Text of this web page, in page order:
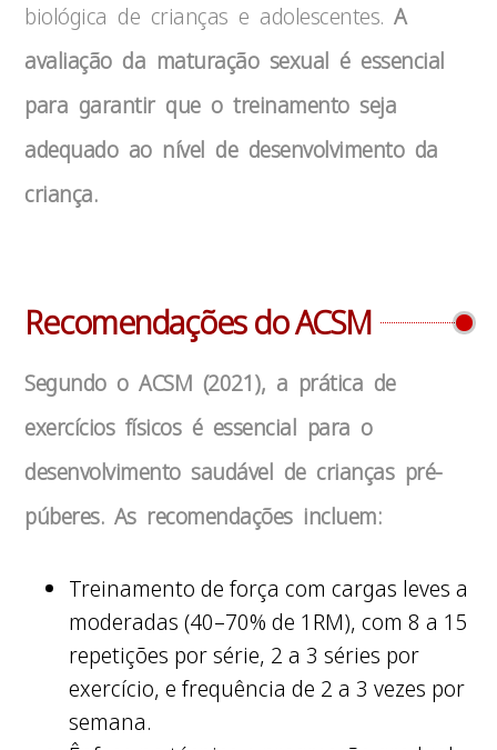
biológica de crianças e adolescentes. A
avaliação da maturação sexual é essencial
para garantir que o treinamento seja
adequado ao nível de desenvolvimento da
criança.
Recomendações do ACSM
Segundo o ACSM (2021), a prática de
exercícios físicos é essencial para o
desenvolvimento saudável de crianças pré-
púberes. As recomendações incluem:
Treinamento de força com cargas leves a
moderadas (40–70% de 1RM), com 8 a 15
repetições por série, 2 a 3 séries por
exercício, e frequência de 2 a 3 vezes por
semana.